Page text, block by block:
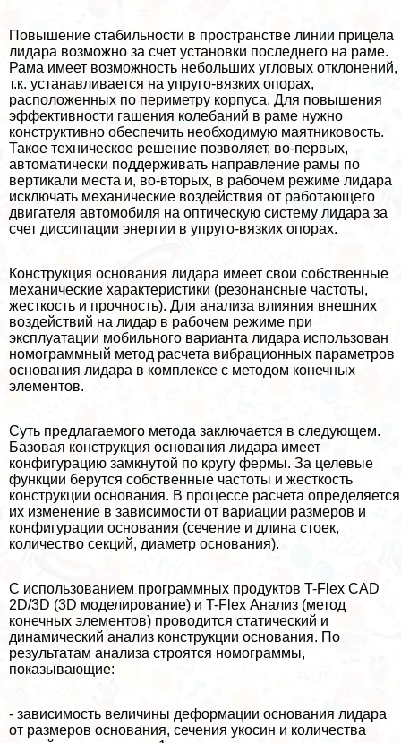
Повышение стабильности в прострaнcтве линии прицела
лидара возможно за счет установки последнего на раме.
Рама имеет возможность небольших угловых отклонений,
т.к. устанавливается на упруго-вязких опорах,
расположенных по периметру корпуса. Для повышения
эффективности гашения колебаний в раме нужно
конструктивно обеспечить необходимую маятниковость.
Такое техническое решение позволяет, во-первых,
автоматически поддерживать направление рамы по
вертикали места и, во-вторых, в рабочем режиме лидара
исключать механические воздействия от работающего
двигателя автомобиля на оптическую систему лидара за
счет диссипации энергии в упруго-вязких опорах.
Конструкция основания лидара имеет свои собственные
механические хаpaктеристики (резонансные частоты,
жесткость и прочность). Для анализа влияния внешних
воздействий на лидар в рабочем режиме при
эксплуатации мобильного варианта лидара использован
номограммный метод расчета вибрационных параметров
основания лидара в комплексе с методом конечных
элементов.
Суть предлагаемого метода заключается в следующем.
Базовая конструкция основания лидара имеет
конфигурацию замкнутой по кругу фермы. За целевые
функции берутся собственные частоты и жесткость
конструкции основания. В процессе расчета определяется
их изменение в зависимости от вариации размеров и
конфигурации основания (сечение и длина стоек,
количество секций, диаметр основания).
С использованием программных продуктов T-Flex CAD
2D/3D (3D моделирование) и T-Flex Анализ (метод
конечных элементов) проводится статический и
динамический анализ конструкции основания. По
результатам анализа строятся номограммы,
показывающие:
- зависимость величины деформации основания лидара
от размеров основания, сечения укосин и количества